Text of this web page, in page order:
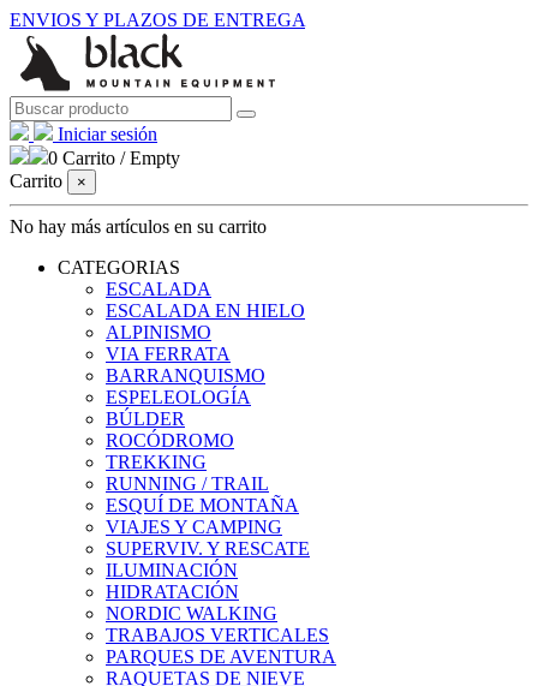
ENVIOS Y PLAZOS DE ENTREGA
Iniciar sesión
0 Carrito /Empty
Carrito
×
No hay más artículos en su carrito
CATEGORIAS
ESCALADA
ESCALADA EN HIELO
ALPINISMO
VIA FERRATA
BARRANQUISMO
ESPELEOLOGÍA
BÚLDER
ROCÓDROMO
TREKKING
RUNNING / TRAIL
ESQUÍ DE MONTAÑA
VIAJES Y CAMPING
SUPERVIV. Y RESCATE
ILUMINACIÓN
HIDRATACIÓN
NORDIC WALKING
TRABAJOS VERTICALES
PARQUES DE AVENTURA
RAQUETAS DE NIEVE